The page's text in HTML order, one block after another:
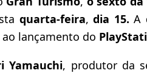
quarta-feira,dia 15. A
lançamento do
Yamauchi, produtor da